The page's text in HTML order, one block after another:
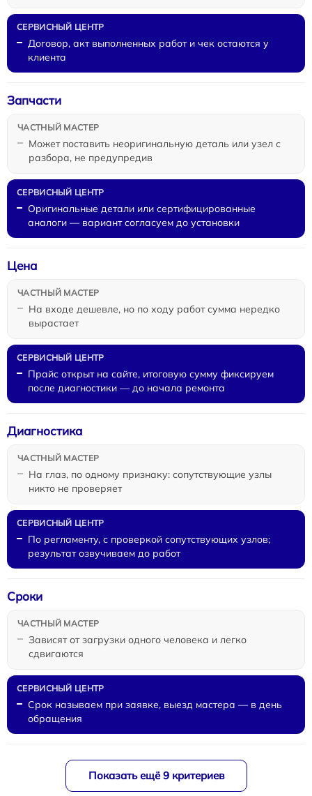
Договор, акт выполненных работ и чек остаются у
клиента
Может поставить неоригинальную деталь или узел с
разбора, не предупредив
Запчасти
Оригинальные детали или сертифицированные
аналоги — вариант согласуем до установки
На входе дешевле, но по ходу работ сумма нередко
вырастает
Цена
Прайс открыт на сайте, итоговую сумму фиксируем
после диагностики — до начала ремонта
На глаз, по одному признаку: сопутствующие узлы
никто не проверяет
Диагностика
По регламенту, с проверкой сопутствующих узлов;
результат озвучиваем до работ
Зависят от загрузки одного человека и легко
сдвигаются
Сроки
Срок называем при заявке, выезд мастера — в день
обращения
Показать ещё 9 критериев